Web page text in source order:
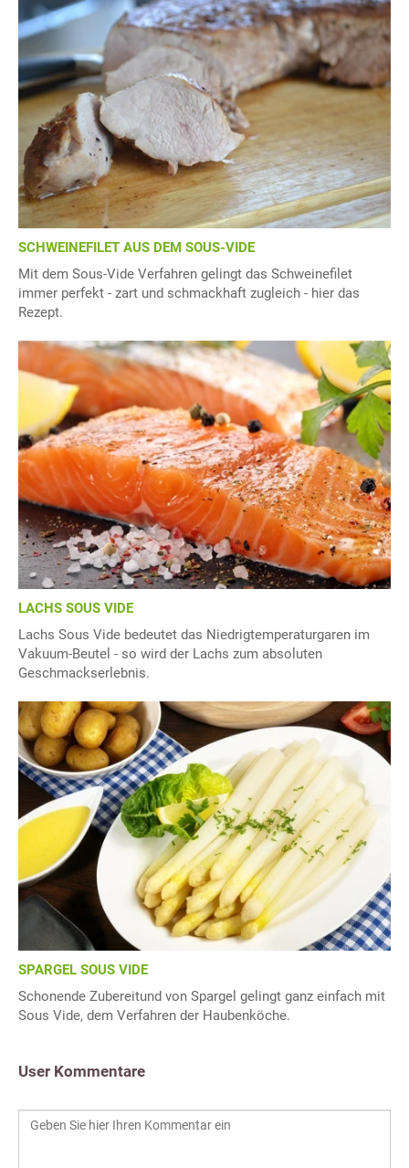
SCHWEINEFILET AUS DEM SOUS-VIDE
Mit dem Sous-Vide Verfahren gelingt das Schweinefilet
immer perfekt - zart und schmackhaft zugleich - hier das
Rezept.
LACHS SOUS VIDE
Lachs Sous Vide bedeutet das Niedrigtemperaturgaren im
Vakuum-Beutel - so wird der Lachs zum absoluten
Geschmackserlebnis.
SPARGEL SOUS VIDE
Schonende Zubereitund von Spargel gelingt ganz einfach mit
Sous Vide, dem Verfahren der Haubenköche.
User Kommentare